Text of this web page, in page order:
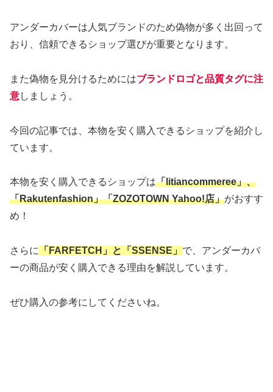
アンダーカバーは人気ブランドのため偽物が多く出回って
おり、信頼できるショップ選びが重要となります。
また偽物を見分けるためにはブランドロゴと品質タグに注
意しましょう。
今回の記事では、本物を安く購入できるショップを紹介し
ています。
本物を安く購入できるショップは「litiancommeree」、
「Rakutenfashion」「ZOZOTOWN Yahoo!店」がおすす
め！
さらに 「FARFETCH」と「SSENSE」 で、アンダーカバ
ーの商品が安く購入できる理由を解説しています。
ぜひ購入の参考にしてくださいね。